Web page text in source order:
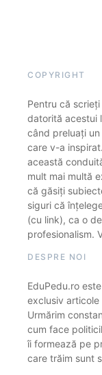
COPYRIGHT
Pentru că
datorită acestui
când preluați
care v-a
această
mult mai multă
că găsiți
siguri că
(cu link), ca o
profesionalism.
DESPRE NOI
EduPedu.ro
exclusiv
Urmărim
cum face
îi formează pe
care trăim sunt